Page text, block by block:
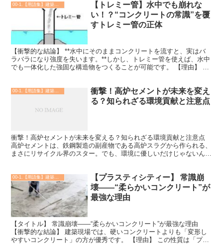
00-1.【用語集】建築・土木・設備
【トレミー管】水中でも崩れな
い！？“コンクリートの常識”を覆
すトレミー管の正体
【衝撃的な結論】 **水中にそのままコンクリートを流すと、実はバ
ラバラになり強度を失います。**しかし、トレミー管を使えば、水中
でも一体化した強固な構造物をつくることが可能です。 【理由】 通
00-1.【用語集】建築・土木・設備
衝撃！高炉セメントが未来を変え
る？知られざる環境貢献と注意点
衝撃！高炉セメントが未来を変える？知られざる環境貢献と注意点
高炉セメントは、鉄鋼製造の副産物である高炉スラグから作られる、
まさにリサイクル界のスター。でも、環境に優しいだけじゃないんで
00-1.【用語集】建築・土木・設備
【プラスティシティー】 常識崩
壊——“柔らかいコンクリート”が
最強な理由
【タイトル】 常識崩壊——“柔らかいコンクリート”が最強な理由
【衝撃的な結論】 建築現場では、硬いコンクリートよりも「変形し
やすいコンクリート」の方が優秀です。 【理由】 この性質は「プラ